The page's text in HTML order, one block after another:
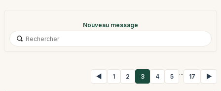
Nouveau message
◀ 1 2 3 4 5 ... 17 ▶